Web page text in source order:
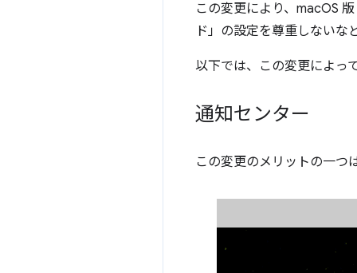
この変更により、macOS
ド」の設定を尊重しないな
以下では、この変更によっ
通知センター
この変更のメリットの一つ